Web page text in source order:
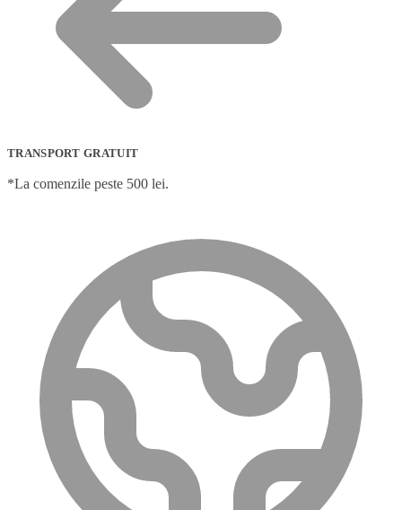
TRANSPORT GRATUIT
*La comenzile peste 500 lei.